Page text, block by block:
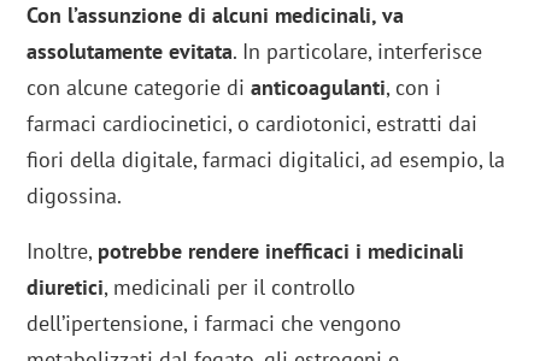
Con l’assunzione di alcuni medicinali, va
assolutamente evitata. In particolare, interferisce
con alcune categorie dianticoagulanti, con i
farmaci cardiocinetici, o cardiotonici, estratti dai
fiori della digitale, farmaci digitalici, ad esempio, la
digossina.
Inoltre, potrebbe rendere inefficaci i medicinali
diuretici, medicinali per il controllo
dell’ipertensione, i farmaci che vengono